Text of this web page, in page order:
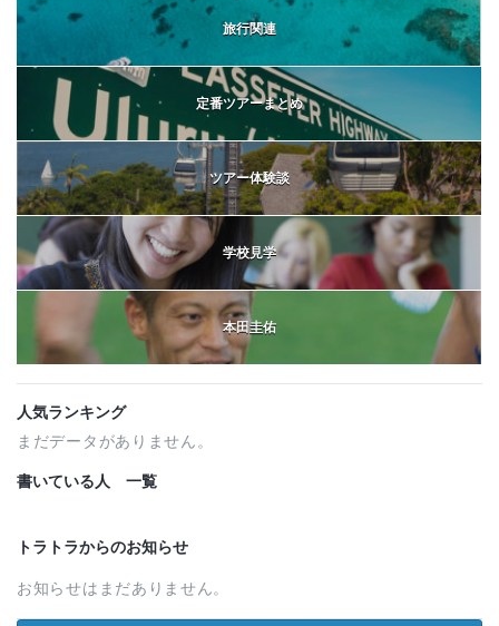
旅行関連
定番ツアーまとめ
ツアー体験談
学校見学
本田圭佑
人気ランキング
まだデータがありません。
書いている人 一覧
トラトラからのお知らせ
お知らせはまだありません。